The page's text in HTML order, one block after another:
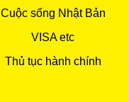
Cuộc sống Nhật Bản
VISA etc
Thủ tục hành chính